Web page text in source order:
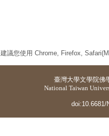
建議您使用 Chrome, Firefox,
臺灣大學文學院佛
National Taiwan
doi:10.6681/